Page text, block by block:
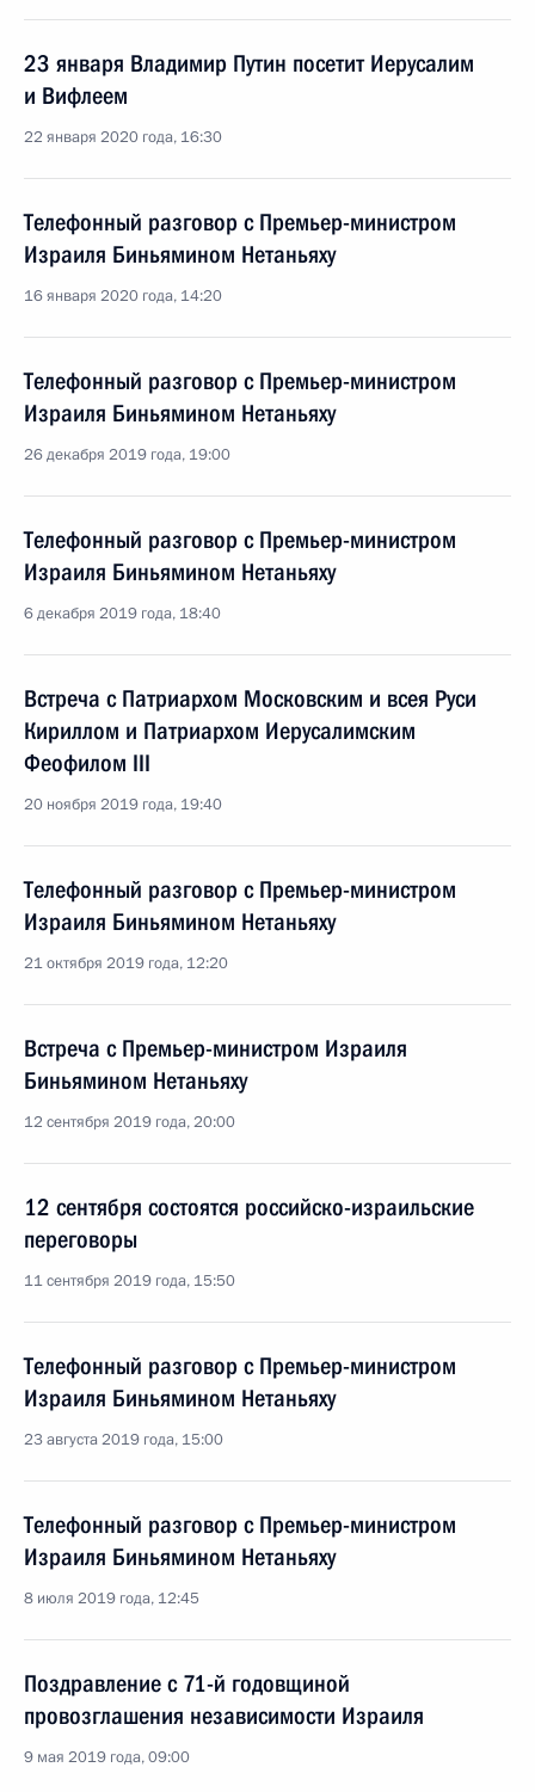
23 января Владимир Путин посетит Иерусалим
и Вифлеем
22 января 2020 года, 16:30
Телефонный разговор с Премьер-министром
Израиля Биньямином Нетаньяху
16 января 2020 года, 14:20
Телефонный разговор с Премьер-министром
Израиля Биньямином Нетаньяху
26 декабря 2019 года, 19:00
Телефонный разговор с Премьер-министром
Израиля Биньямином Нетаньяху
6 декабря 2019 года, 18:40
Встреча с Патриархом Московским и всея Руси
Кириллом и Патриархом Иерусалимским
Феофилом III
20 ноября 2019 года, 19:40
Телефонный разговор с Премьер-министром
Израиля Биньямином Нетаньяху
21 октября 2019 года, 12:20
Встреча с Премьер-министром Израиля
Биньямином Нетаньяху
12 сентября 2019 года, 20:00
12 сентября состоятся российско-израильские
переговоры
11 сентября 2019 года, 15:50
Телефонный разговор с Премьер-министром
Израиля Биньямином Нетаньяху
23 августа 2019 года, 15:00
Телефонный разговор с Премьер-министром
Израиля Биньямином Нетаньяху
8 июля 2019 года, 12:45
Поздравление с 71-й годовщиной
провозглашения независимости Израиля
9 мая 2019 года, 09:00